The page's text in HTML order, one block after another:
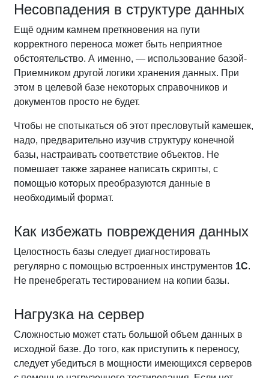
Несовпадения в структуре данных
Ещё одним камнем преткновения на пути
корректного переноса может быть неприятное
обстоятельство. А именно, — использование базой-
Приемником другой логики хранения данных. При
этом в целевой базе некоторых справочников и
документов просто не будет.
Чтобы не спотыкаться об этот пресловутый камешек,
надо, предварительно изучив структуру конечной
базы, настраивать соответствие объектов. Не
помешает также заранее написать скрипты, с
помощью которых преобразуются данные в
необходимый формат.
Как избежать повреждения данных
Целостность базы следует диагностировать
регулярно с помощью встроенных инструментов 1С.
Не пренебрегать тестированием на копии базы.
Нагрузка на сервер
Сложностью может стать большой объем данных в
исходной базе. До того, как приступить к переносу,
следует убедиться в мощности имеющихся серверов